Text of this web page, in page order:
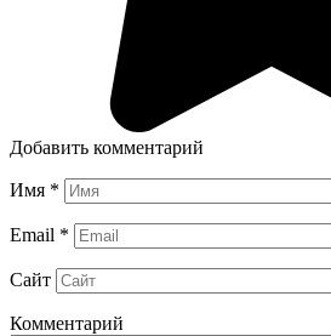
Добавить комментарий
Имя *
Email *
Сайт
Комментарий